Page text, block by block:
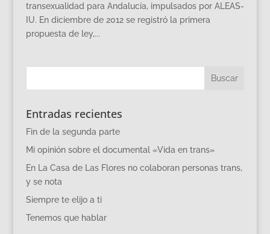
transexualidad para Andalucía, impulsados por ALEAS-
IU. En diciembre de 2012 se registró la primera
propuesta de ley,...
Entradas recientes
Fin de la segunda parte
Mi opinión sobre el documental «Vida en trans»
En La Casa de Las Flores no colaboran personas trans,
y se nota
Siempre te elijo a ti
Tenemos que hablar